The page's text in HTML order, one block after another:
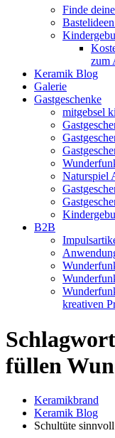
Finde
zum
Keramik Blog
Galerie
Gastgeschenke
mitgebsel
Naturspiel
B2B
kreativen
füllen
Keramikbrand
Keramik Blog
Schultüte